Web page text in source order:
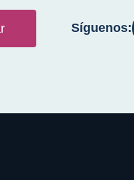
Síguenos: